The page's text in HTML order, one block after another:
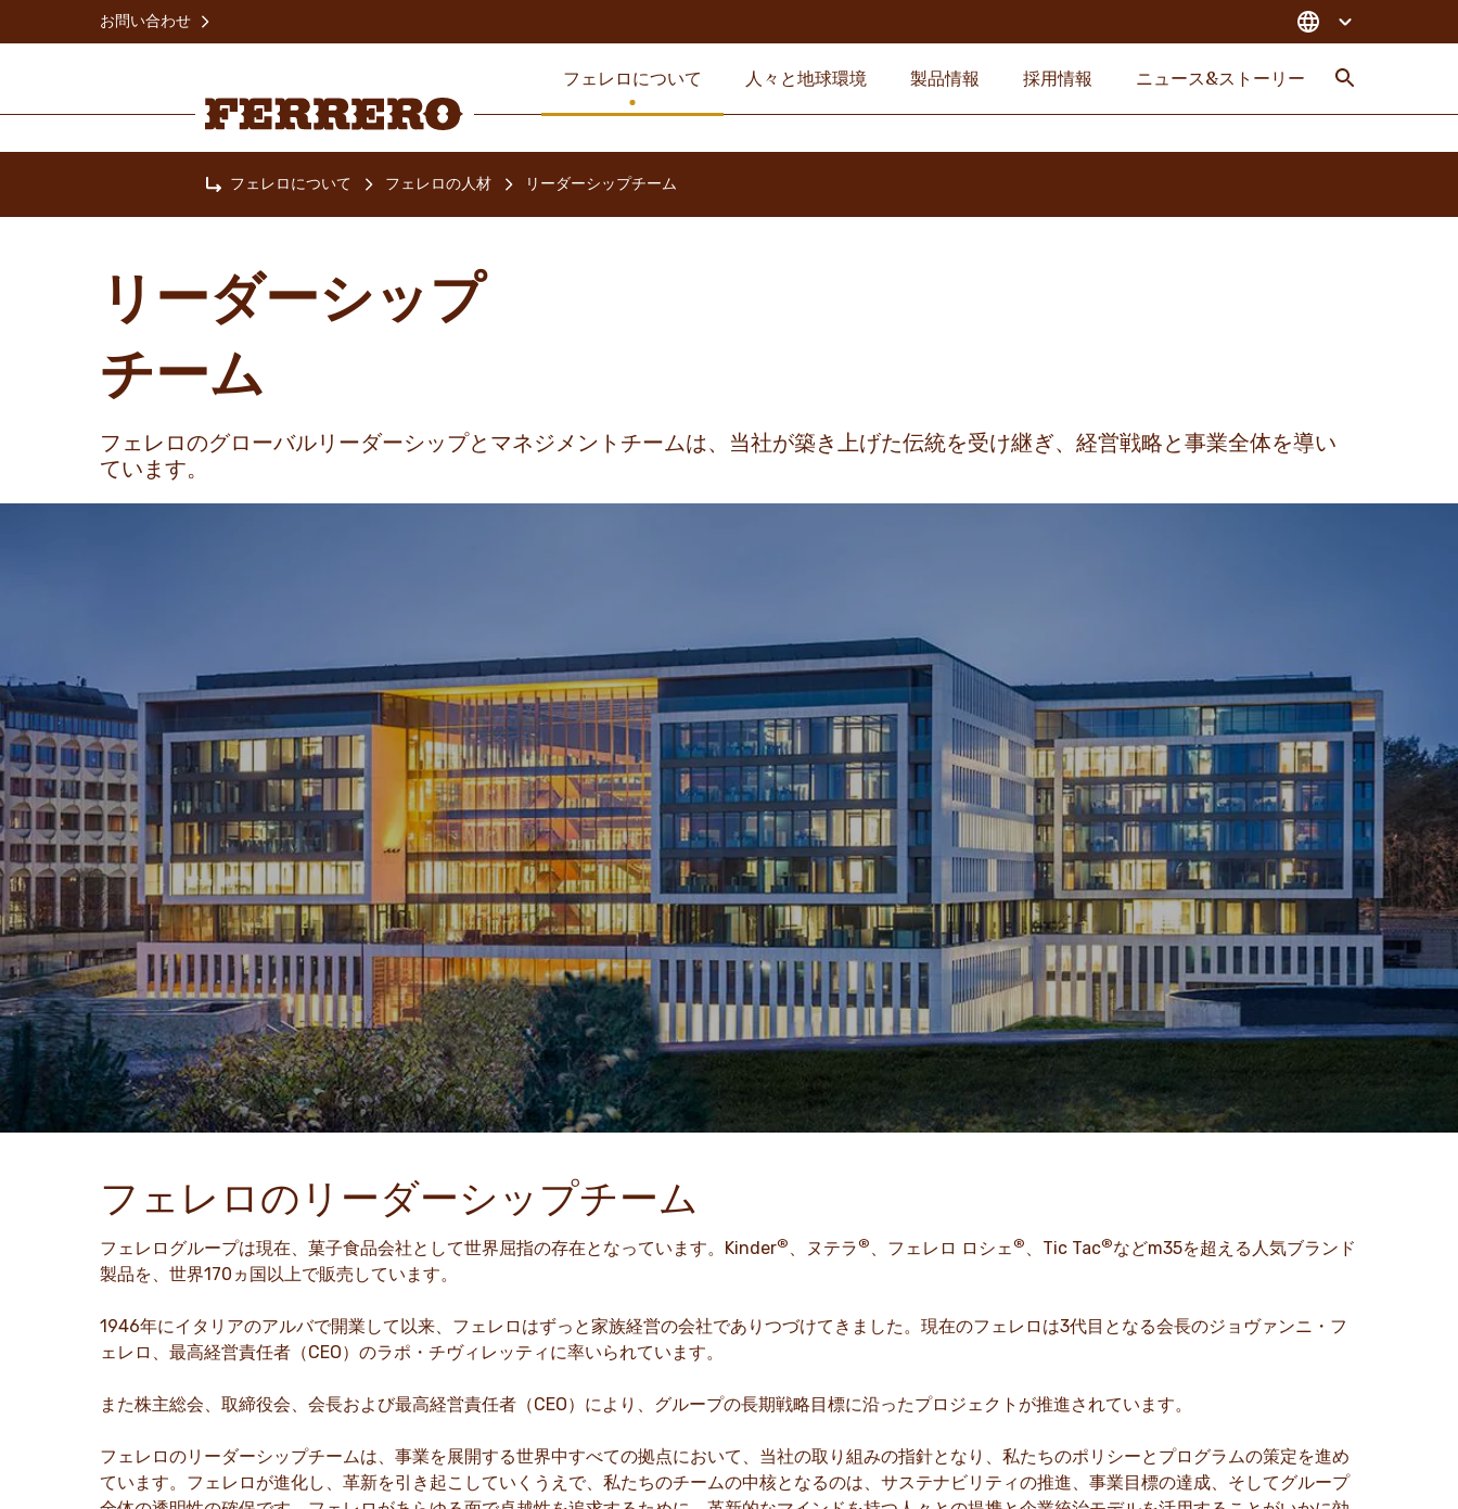
フェレロについて 人々と地球環境 製品情報 採用情報 ニュース&ストーリー
お問い合わせ
フェレロについて フェレロの人材 リーダーシップチーム
リーダーシップ
チーム
フェレロのグローバルリーダーシップとマネジメントチームは、当社が築き上げた伝統を受け継ぎ、経営戦略と事業全体を導い
ています。
フェレロのリーダーシップチーム
フェレログループは現在、菓子食品会社として世界屈指の存在となっています。Kinder® 、ヌテラ® 、フェレロ ロシェ® 、Tic Tac®などm35を超える人気ブランド
製品を、世界170ヵ国以上で販売しています。
1946年にイタリアのアルバで開業して以来、フェレロはずっと家族経営の会社でありつづけてきました。現在のフェレロは3代目となる会長のジョヴァンニ・フ
ェレロ、最高経営責任者（CEO）のラポ・チヴィレッティに率いられています。
また株主総会、取締役会、会長および最高経営責任者（CEO）により、グループの長期戦略目標に沿ったプロジェクトが推進されています。
フェレロのリーダーシップチームは、事業を展開する世界中すべての拠点において、当社の取り組みの指針となり、私たちのポリシーとプログラムの策定を進め
ています。フェレロが進化し、革新を引き起こしていくうえで、私たちのチームの中核となるのは、サステナビリティの推進、事業目標の達成、そしてグループ